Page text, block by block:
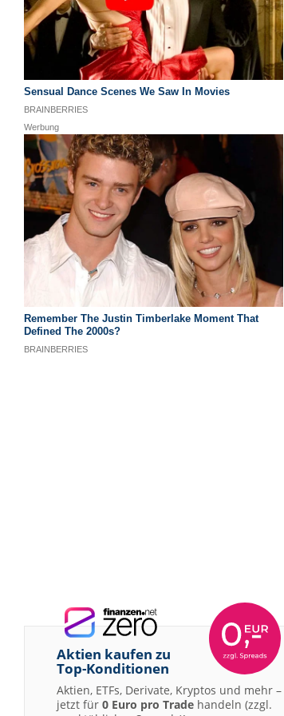
Aktien kaufen zu
Top-Konditionen
Aktien, ETFs, Derivate, Kryptos und mehr –
jetzt für 0 Euro pro Trade handeln (zzgl.